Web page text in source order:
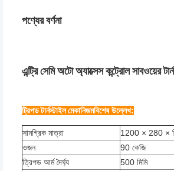
পণ্যের বর্ণনা
এন্ট্রি সেমি অটো অ্যাক্সেস কন্ট্রোল সাবওয়ের
ট্রিপড টার্নস্টাইল মেকানিজমবিশেষ উল্লেখ:
সামগ্রিক মাত্রা
1200 × 280 ×
ওজন
90 কেজি
ত্রিপড আর্ম দৈর্ঘ্য
500 মিমি